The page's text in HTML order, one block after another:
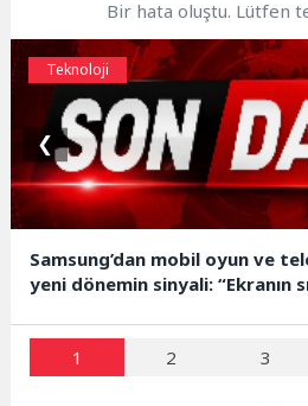
Bir hata oluştu. Lütfen
Teknoloji
Samsung’dan mobil oyun ve
yeni dönemin sinyali: “Ekranın
❮
1 2 3